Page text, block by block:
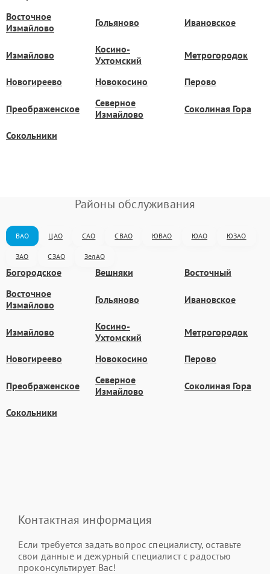
Восточное
Измайлово
Гольяново Ивановское
Измайлово
Косино-
Ухтомский
Метрогородок
Новогиреево Новокосино Перово
Преображенское
Северное
Измайлово
Соколиная Гора
Сокольники
Районы обслуживания
ВАО ЦАО САО СВАО ЮВАО ЮАО ЮЗАО
ЗАО СЗАО ЗелАО
Богородское Вешняки
Восточный
Восточное
Измайлово
Гольяново Ивановское
Измайлово
Косино-
Ухтомский
Метрогородок
Новогиреево Новокосино Перово
Преображенское
Северное
Измайлово
Соколиная Гора
Сокольники
Контактная информация
Если требуется задать вопрос специалисту, оставьте
свои данные и дежурный специалист с радостью
проконсультирует Вас!